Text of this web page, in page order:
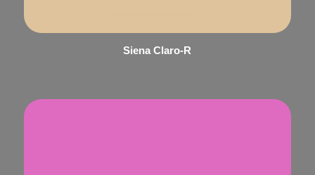
Siena Claro-R